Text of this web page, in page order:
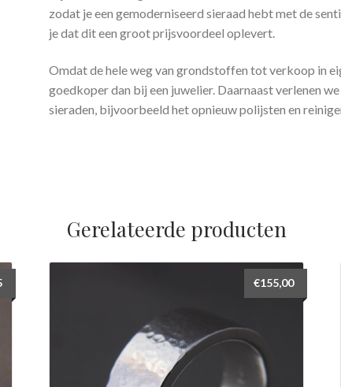
zodat je een gemoderniseerd sieraad hebt met de
je dat dit een groot prijsvoordeel oplevert.
Omdat de hele weg van grondstoffen tot verkoop in
goedkoper dan bij een juwelier. Daarnaast verlenen
sieraden, bijvoorbeeld het opnieuw polijsten en
Gerelateerde producten
€155,00